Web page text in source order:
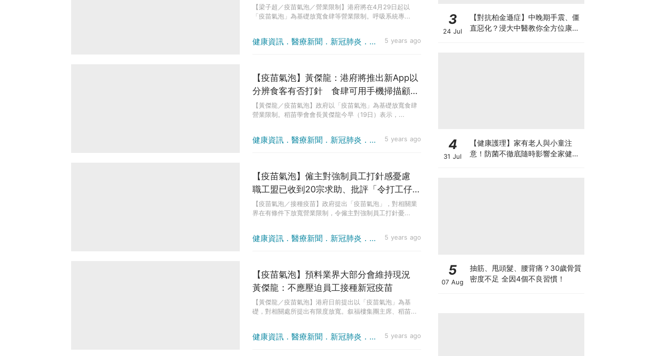
健康資訊．醫療新聞．新冠肺炎．防疫方法 5 years ago
得商榷
【梁子超／疫苗氣泡／營業限制】港府將在4月29日起以
「疫苗氣泡」為基礎放寬食肆等營業限制。呼吸系統專...
健康資訊．醫療新聞．新冠肺炎．防疫方法 5 years ago
【疫苗氣泡】黃傑龍：港府將推出新App以
分辨食客有否打針 食肆可用手機掃描顧客
針卡料4月底實施
【黃傑龍／疫苗氣泡】政府以「疫苗氣泡」為基礎放寬食肆
營業限制。稻苗學會會長黃傑龍今早（19日）表示，...
健康資訊．醫療新聞．新冠肺炎．防疫方法 5 years ago
【疫苗氣泡】僱主對強制員工打針感憂慮
職工盟已收到20宗求助、批評「令打工仔受
罪」
【疫苗氣泡／接種疫苗】政府提出「疫苗氣泡」，對相關業
界在有條件下放寬營業限制，令僱主對強制員工打針憂...
健康資訊．醫療新聞．新冠肺炎．疫情消息 5 years ago
【疫苗氣泡】預料業界大部分會維持現況
黃傑龍：不應壓迫員工接種新冠疫苗
【黃傑龍／疫苗氣泡】港府日前提出以「疫苗氣泡」為基
礎，對相關處所提出有限度放寬。叙福樓集團主席、稻苗...
3
24 Jul
【對抗柏金遜症】中晚期手震、僵
直惡化？浸大中醫教你全方位康復
4
31 Jul
【健康護理】家有老人與小童注
意！防菌不徹底隨時影響全家健康
5
07 Aug
抽筋、甩頭髮、腰背痛？30歲骨質
密度不足 全因4個不良習慣！